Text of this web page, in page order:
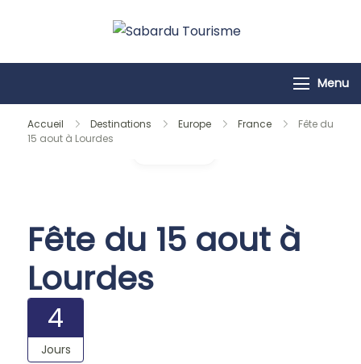
Tourisme
Menu
Accueil Destinations Europe France
Fête du
15 aout à Lourdes
Fête du 15 aout à
Lourdes
4
Jours